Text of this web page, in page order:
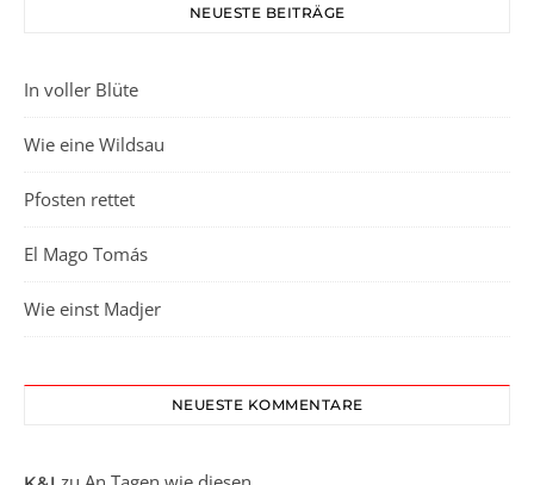
NEUESTE BEITRÄGE
In voller Blüte
Wie eine Wildsau
Pfosten rettet
El Mago Tomás
Wie einst Madjer
NEUESTE KOMMENTARE